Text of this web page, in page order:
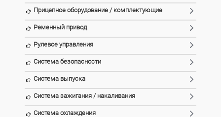
Прицепное оборудование / комплектующие
Ременный привод
Рулевое управления
Система безопасности
Система выпуска
Система зажигания / накаливания
Система охлаждения